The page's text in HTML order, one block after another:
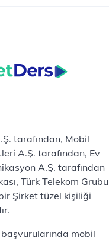
tarafından, Mobil
A.Ş. tarafından, Ev
A.Ş. tarafından
Türk Telekom Grubu
Şirket tüzel kişiliği
mobil